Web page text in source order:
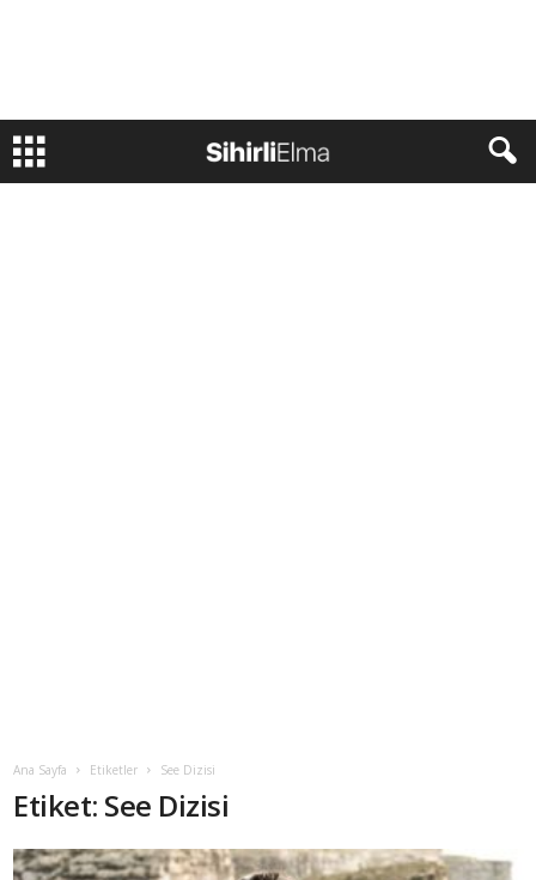
Ana Sayfa Etiketler See Dizisi
Etiket: See Dizisi